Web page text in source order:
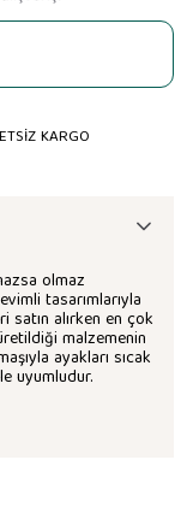
KARGO
olmaz
tasarımlarıyla
satın alırken en çok
malzemenin
ayakları sıcak
uyumludur.